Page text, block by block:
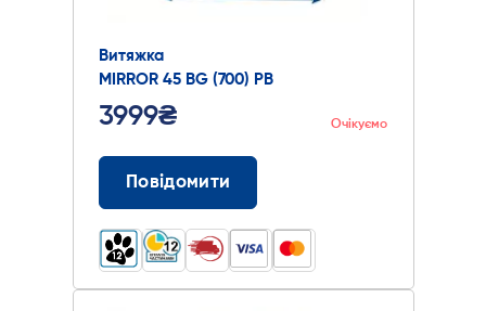
Витяжка
MIRROR 45 BG (700) PB
3999₴ Очікуємо
Повідомити